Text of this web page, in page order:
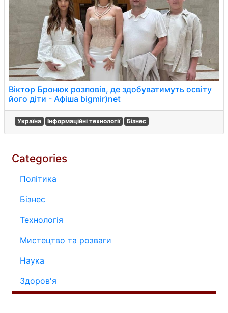
Віктор Бронюк розповів, де здобуватимуть освіту
його діти - Афіша bigmir)net
Україна Інформаційні технології Бізнес
Categories
Політика
Бізнес
Технологія
Мистецтво та розваги
Наука
Здоров'я